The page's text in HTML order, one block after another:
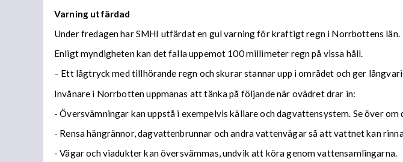
Varning utfärdad
Under fredagen har SMHI utfärdat en gul varning för kraftigt regn i Norrbottens län.
Enligt myndigheten kan det falla uppemot 100 millimeter regn på vissa håll.
– Ett lågtryck med tillhörande regn och skurar stannar upp i området och ger
Invånare i Norrbotten uppmanas att tänka på följande när ovädret drar in:
- Översvämningar kan uppstå i exempelvis källare och dagvattensystem. Se över
- Rensa hängrännor, dagvattenbrunnar och andra vattenvägar så att vattnet kan
- Vägar och viadukter kan översvämmas, undvik att köra genom vattensamlingarna.